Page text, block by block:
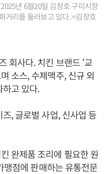
년 6월20일 김장호 구미시장
거리를 둘러보고 있다. <김장호
회사다. 치킨 브랜드 ‘교
소스, 수제맥주, 신규 외
고 있다.
, 글로벌 사업, 신사업 등
완제품 조리에 필요한 원
맹점에 판매하는 유통전문